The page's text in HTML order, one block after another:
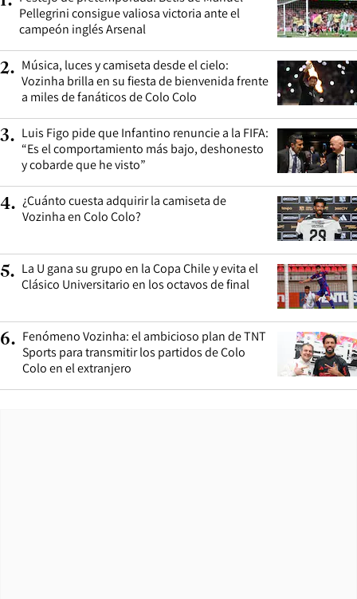
Pellegrini consigue valiosa victoria ante el
campeón inglés Arsenal
2. Música, luces y camiseta desde el cielo:
Vozinha brilla en su fiesta de bienvenida frente
a miles de fanáticos de Colo Colo
3. Luis Figo pide que Infantino renuncie a la FIFA:
“Es el comportamiento más bajo, deshonesto
y cobarde que he visto”
4. ¿Cuánto cuesta adquirir la camiseta de
Vozinha en Colo Colo?
5. La U gana su grupo en la Copa Chile y evita el
Clásico Universitario en los octavos de final
6. Fenómeno Vozinha: el ambicioso plan de TNT
Sports para transmitir los partidos de Colo
Colo en el extranjero